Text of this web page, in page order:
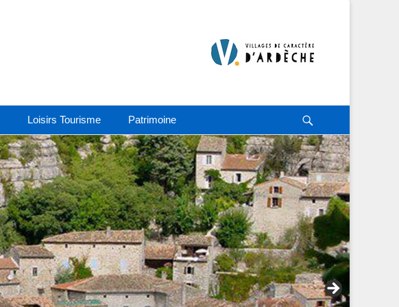
Loisirs Tourisme Patrimoine